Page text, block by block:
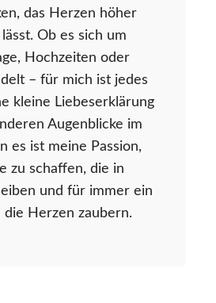
das Herzen höher
Ob es sich um
Hochzeiten oder
– für mich ist jedes
kleine Liebeserklärung
Augenblicke im
es ist meine Passion,
zu schaffen, die in
und für immer ein
die Herzen zaubern.